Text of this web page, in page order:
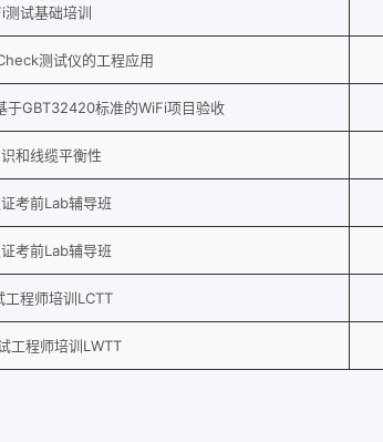
测试基础培训
测试仪的工程应用
GBT32420标准的WiFi项目验收
和线缆平衡性
考前Lab辅导班
考前Lab辅导班
工程师培训LCTT
工程师培训LWTT